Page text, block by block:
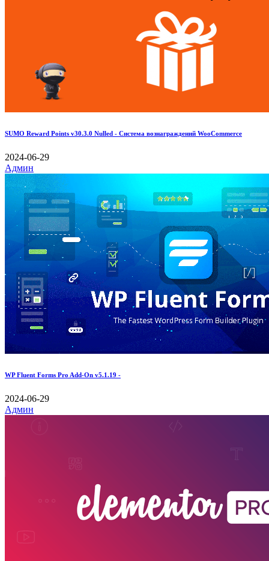
SUMO Reward Points v30.3.0 Nulled - Система вознаграждений WooCommerce
2024-06-29
Админ
WP Fluent Forms Pro Add-On v5.1.19 -
2024-06-29
Админ